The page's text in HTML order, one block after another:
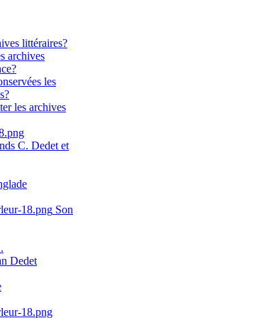
littéraires?
archives
les
les archives
C. Dedet et
Son
Dedet